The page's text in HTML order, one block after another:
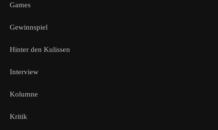
Games
Gewinnspiel
Hinter den Kulissen
Interview
Kolumne
Kritik